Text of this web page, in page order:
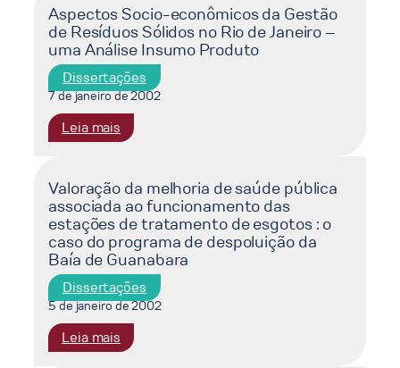
econômicos
da
gestão
de
resíduos
sólidos
no
Rio
Janeiro
:
uma
análise
insumo
produto
Aspectos Socio-econômicos da Gestão
de Resíduos Sólidos no Rio de Janeiro –
uma Análise Insumo Produto
Dissertações
7 de janeiro de 2002
Leia mais
Aspectos
econômicos
da
Gestão
de
Resíduos
Sólidos
no
Rio
de
Valoração da melhoria de saúde pública
associada ao funcionamento das
estações de tratamento de esgotos : o
caso do programa de despoluição da
Baía de Guanabara
Dissertações
5 de janeiro de 2002
Leia mais
Valoração